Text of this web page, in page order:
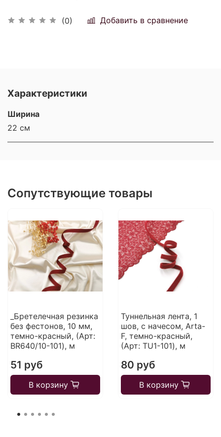
(0) Добавить в сравнение
Характеристики
Ширина
22 см
Сопутствующие товары
_Бретелечная резинка
без фестонов, 10 мм,
темно-красный, (Арт:
BR640/10-101), м
51 руб
В корзину
Туннельная лента, 1
шов, с начесом, Arta-
F, темно-красный,
(Арт: TU1-101), м
80 руб
В корзину